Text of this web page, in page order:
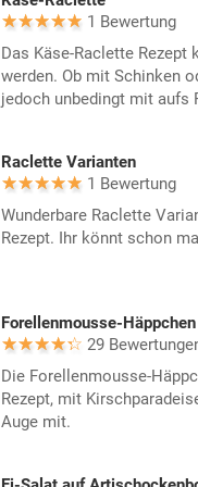
1 Bewertung
Das Käse-Raclette
werden. Ob mit Schinken
jedoch unbedingt mit aufs
Raclette Varianten
1 Bewertung
Wunderbare Raclette
Rezept. Ihr könnt schon
Forellenmousse-Häppchen
29
Die Forellenmousse-
Rezept, mit
Auge mit.